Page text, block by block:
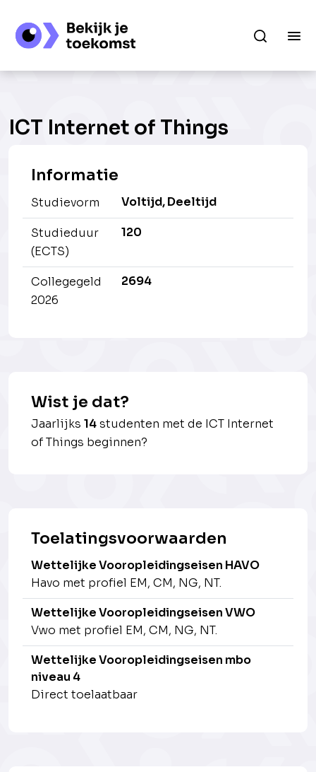
ICT Internet of Things
Informatie
Studievorm Voltijd, Deeltijd
Studieduur
(ECTS)
120
Collegegeld
2026
2694
Wist je dat?
Jaarlijks 14studenten met de ICT Internet
of Things beginnen?
Toelatingsvoorwaarden
Wettelijke Vooropleidingseisen HAVO
Havo met profiel EM, CM, NG, NT.
Wettelijke Vooropleidingseisen VWO
Vwo met profiel EM, CM, NG, NT.
Wettelijke Vooropleidingseisen mbo
niveau 4
Direct toelaatbaar